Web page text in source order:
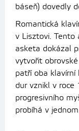
báseň) dovedly
Romantická
v Lisztovi. Tento
asketa dokázal
vytvořit
patří oba klavírní
dur vznikl v
progresivního
probíhá v